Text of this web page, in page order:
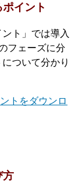
イント
ト」では導入
フェーズに分
ついて分かり
トをダウンロ
方